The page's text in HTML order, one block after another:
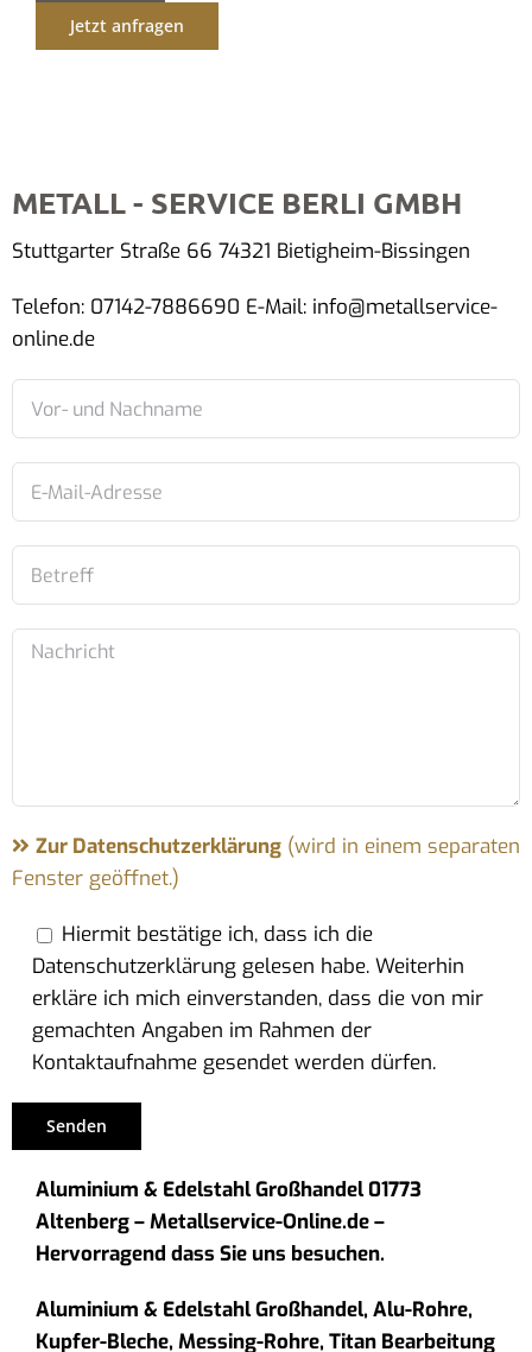
Jetzt anfragen
METALL - SERVICE BERLI GMBH
Stuttgarter Straße 66 74321 Bietigheim-Bissingen
Telefon: 07142-7886690 E-Mail: info@metallservice-
online.de
Zur Datenschutzerklärung(wird in einem separaten
Fenster geöffnet.)
Hiermit bestätige ich, dass ich die
Datenschutzerklärung gelesen habe. Weiterhin
erkläre ich mich einverstanden, dass die von mir
gemachten Angaben im Rahmen der
Kontaktaufnahme gesendet werden dürfen.
Aluminium & Edelstahl Großhandel 01773
Altenberg – Metallservice-Online.de –
Hervorragend dass Sie uns besuchen.
Aluminium & Edelstahl Großhandel, Alu-Rohre,
Kupfer-Bleche, Messing-Rohre, Titan Bearbeitung